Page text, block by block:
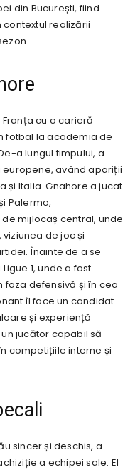
din București, fiind
realizării
cu o carieră
fotbal la academia de
a lungul timpului, a
având apariții
și Italia. Gnahore a jucat
Palermo,
mijlocaș central, unde
de joc și
Înainte de a se
1, unde a fost
defensivă și în cea
îl face un candidat
și experiență
jucător capabil să
competițiile interne și
sincer și deschis, a
a echipei sale. El